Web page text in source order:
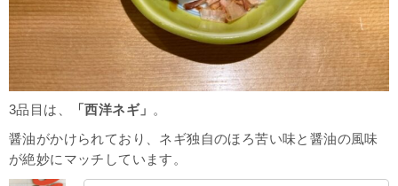
3品目は、 「西洋ネギ」 。
醤油がかけられており、ネギ独自のほろ苦い味と醤油の風味
が絶妙にマッチしています。